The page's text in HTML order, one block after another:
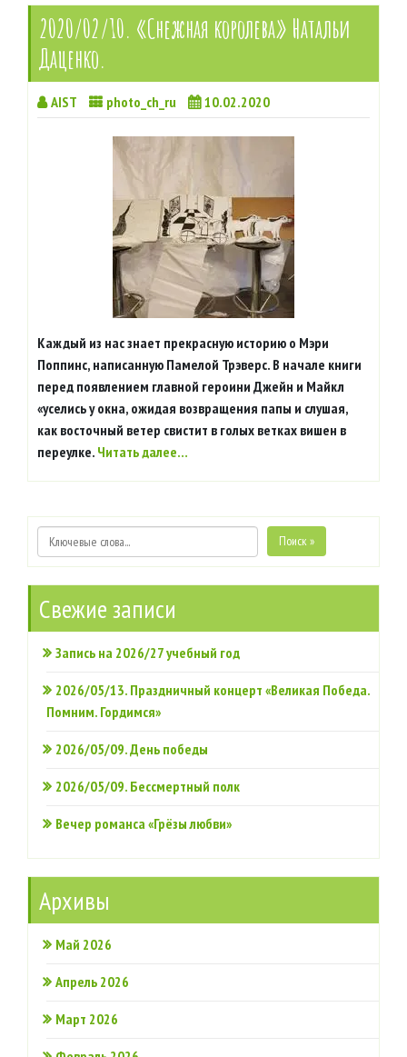
2020/02/10. «Снежная королева» Натальи
Даценко.
AIST photo_ch_ru 10.02.2020
Каждый из нас знает прекрасную историю о Мэри
Поппинс, написанную Памелой Трэверс. В начале книги
перед появлением главной героини Джейн и Майкл
«уселись у окна, ожидая возвращения папы и слушая,
как восточный ветер свистит в голых ветках вишен в
переулке. Читать далее…
Поиск »
Свежие записи
Запись на 2026/27 учебный год
2026/05/13. Праздничный концерт «Великая Победа.
Помним. Гордимся»
2026/05/09. День победы
2026/05/09. Бессмертный полк
Вечер романса «Грёзы любви»
Архивы
Май 2026
Апрель 2026
Март 2026